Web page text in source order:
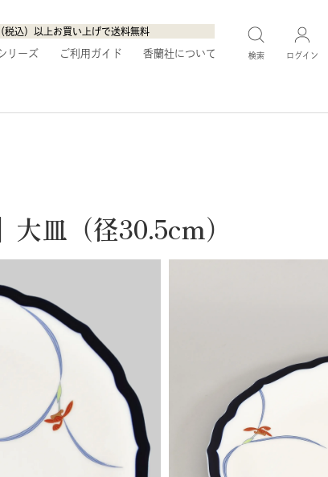
込）以上お買い上げで送料無料
リーズ ご利用ガイド 香蘭社について 検索 ログイン
大皿（径30.5cm）